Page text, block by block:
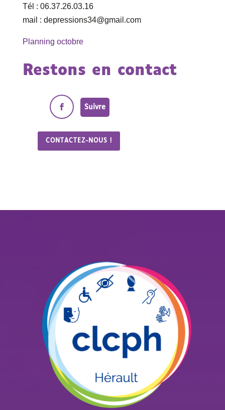
Tél : 06.37.26.03.16
mail : depressions34@gmail.com
Planning octobre
Restons en contact
Suivre
CONTACTEZ-NOUS !